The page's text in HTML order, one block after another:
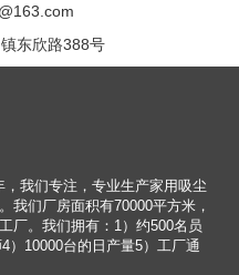
东欣路388号
我们专注，专业生产家用吸尘
我们厂房面积有70000平方米，
厂。我们拥有：1）约500名员
）10000台的日产量5）工厂通